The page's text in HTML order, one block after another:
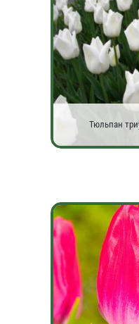
Тюльпан